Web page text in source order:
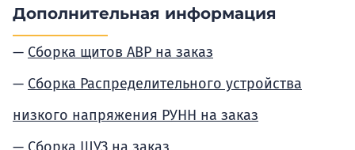
Дополнительная информация
Сборка щитов АВР на заказ
Сборка Распределительного устройства
низкого напряжения РУНН на заказ